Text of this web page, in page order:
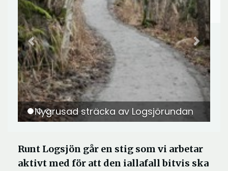
Nygrusad sträcka av Logsjörundan
Runt Logsjön går en stig som vi arbetar
aktivt med för att den iallafall bitvis ska